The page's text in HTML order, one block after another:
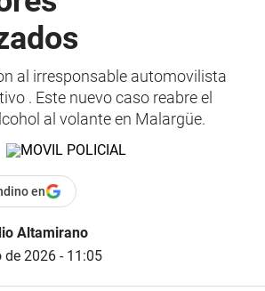
al irresponsable automovilista
. Este nuevo caso reabre el
al volante en Malargüe.
en
Altamirano
de 2026 - 11:05